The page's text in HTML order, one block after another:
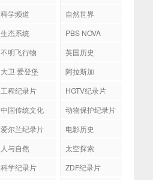
科学频道
自然世界
生态系统
PBS NOVA
不明飞行物
英国历史
大卫·爱登堡
阿拉斯加
工程纪录片
HGTV纪录片
中国传统文化
动物保护纪录片
爱尔兰纪录片
电影历史
人与自然
太空探索
科学纪录片
ZDF纪录片